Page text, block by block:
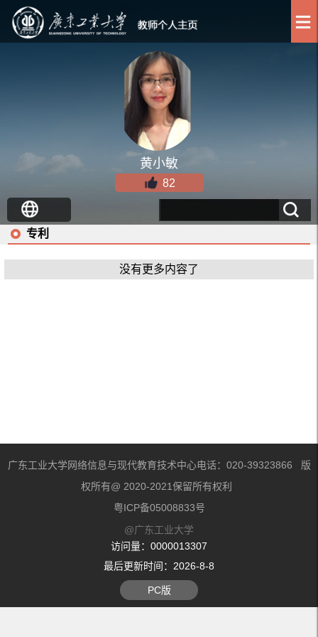
黄小敏
82
专利
没有更多内容了
广东工业大学网络信息与现代教育技术中心电话：020-39323866 版
权所有@ 2020-2021保留所有权利
粤ICP备05008833号
@广东工业大学
访问量： 0000013307
最后更新时间： 2026-8-8
PC版